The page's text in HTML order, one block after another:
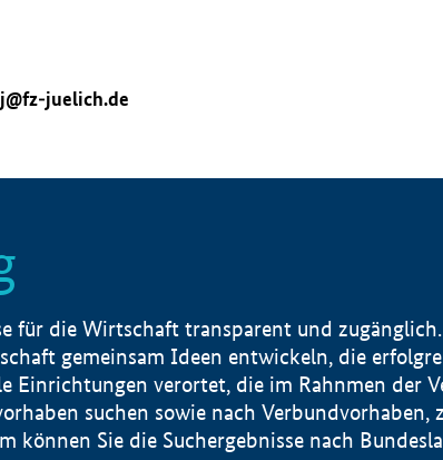
juelich.de
für die Wirtschaft transparent und
gemeinsam Ideen entwickeln, die
Einrichtungen verortet, die im Rahnmen der
suchen sowie nach Verbundvorhaben,
können Sie die Suchergebnisse nach